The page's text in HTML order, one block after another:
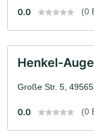
0.0 (0
Henkel-
Große Str. 5,
0.0 (0